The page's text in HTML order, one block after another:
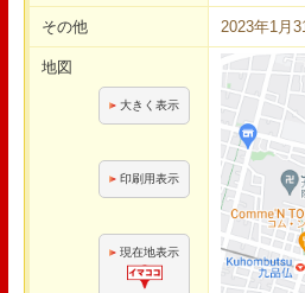
その他 2023年1月
地図
大きく表示
印刷用表示
現在地表示